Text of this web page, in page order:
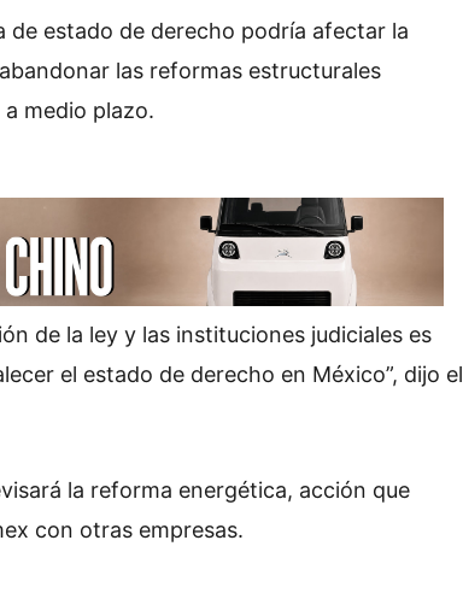
de estado de derecho podría afectar la
las reformas estructurales
medio plazo.
de la ley y las instituciones judiciales es
el estado de derecho en México”, dijo el
la reforma energética, acción que
con otras empresas.